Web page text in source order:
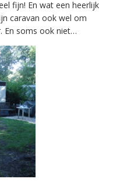
fijn! En wat een heerlijk
caravan ook wel om
En soms ook niet…